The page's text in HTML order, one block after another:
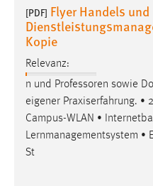
[PDF] Flyer Handels und
Kopie
Relevanz:
n und Professoren sowie
eigener Praxiserfahrung. •
Campus-WLAN •
Lernmanagementsystem •
St